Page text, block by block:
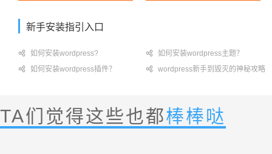
新手安装指引入口
 如何安装wordpress?  如何安装wordpress主题？
 如何安装wordpress插件？  wordpress新手到毁灭的神秘攻略
TA们觉得这些也都棒棒哒